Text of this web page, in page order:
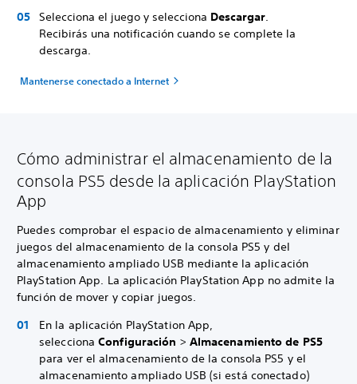
Selecciona el juego y selecciona Descargar.
Recibirás una notificación cuando se complete la
descarga.
Mantenerse conectado a Internet
Cómo administrar el almacenamiento de la
consola PS5 desde la aplicación PlayStation
App
Puedes comprobar el espacio de almacenamiento y eliminar
juegos del almacenamiento de la consola PS5 y del
almacenamiento ampliado USB mediante la aplicación
PlayStation App. La aplicación PlayStation App no admite la
función de mover y copiar juegos.
En la aplicación PlayStation App,
seleccionaConfiguración > Almacenamiento de PS5
para ver el almacenamiento de la consola PS5 y el
almacenamiento ampliado USB (si está conectado)